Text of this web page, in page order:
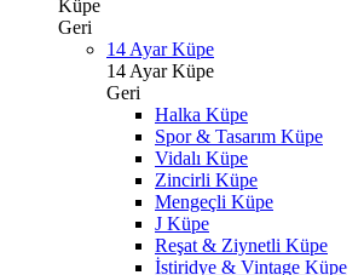
Küpe
Geri
14 Ayar Küpe
14 Ayar Küpe
Geri
Halka Küpe
Spor & Tasarım Küpe
Vidalı Küpe
Zincirli Küpe
Mengeçli Küpe
J Küpe
Reşat & Ziynetli Küpe
İstiridye & Vintage Küpe